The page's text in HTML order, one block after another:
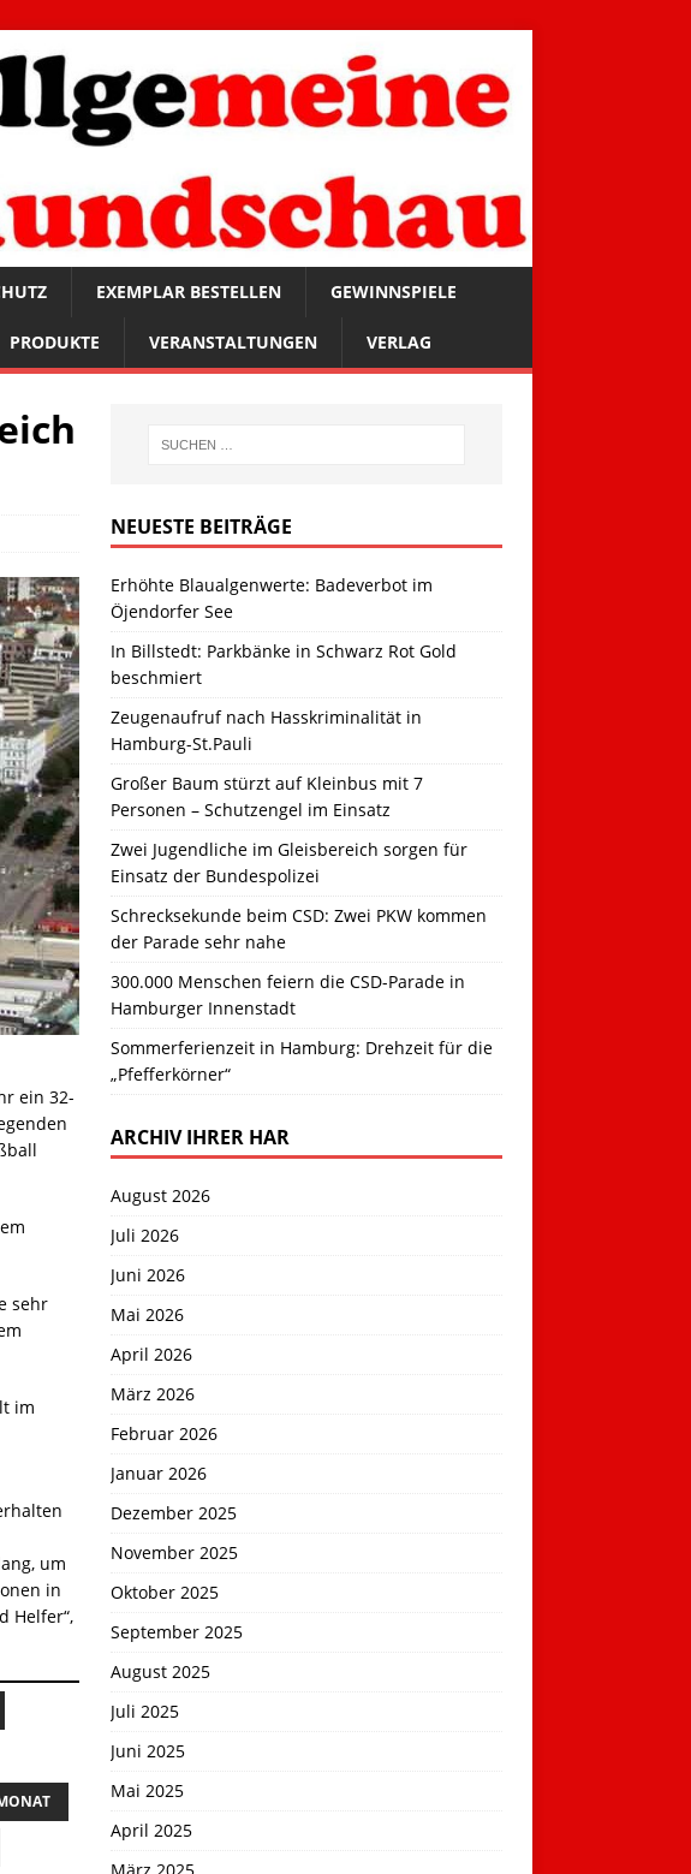
EXEMPLAR BESTELLEN GEWINNSPIELE
PRODUKTE VERANSTALTUNGEN VERLAG
ein 32-
sehr
im
um
in
Helfer“,
NEUESTE BEITRÄGE
Erhöhte Blaualgenwerte: Badeverbot im
Öjendorfer See
In Billstedt: Parkbänke in Schwarz Rot Gold
beschmiert
Zeugenaufruf nach Hasskriminalität in
Hamburg-St.Pauli
Großer Baum stürzt auf Kleinbus mit 7
Personen – Schutzengel im Einsatz
Zwei Jugendliche im Gleisbereich sorgen für
Einsatz der Bundespolizei
Schrecksekunde beim CSD: Zwei PKW kommen
der Parade sehr nahe
300.000 Menschen feiern die CSD-Parade in
Hamburger Innenstadt
Sommerferienzeit in Hamburg: Drehzeit für die
„Pfefferkörner“
ARCHIV IHRER HAR
August 2026
Juli 2026
Juni 2026
Mai 2026
April 2026
März 2026
Februar 2026
Januar 2026
Dezember 2025
November 2025
Oktober 2025
September 2025
August 2025
Juli 2025
Juni 2025
Mai 2025
April 2025